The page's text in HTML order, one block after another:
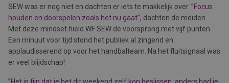
SEW was er nog niet en dachten er iets te makkelijk over. ”Focus
houden en doorspelen zoals het nu gaat”, dachten de meiden.
Met deze mindset hield WF SEW de voorsprong met vijf punten.
Een minuut voor tijd stond het publiek al zingend en
applaudisserend op voor het handbalteam. Na het fluitsignaal was
er veel blijdschap!